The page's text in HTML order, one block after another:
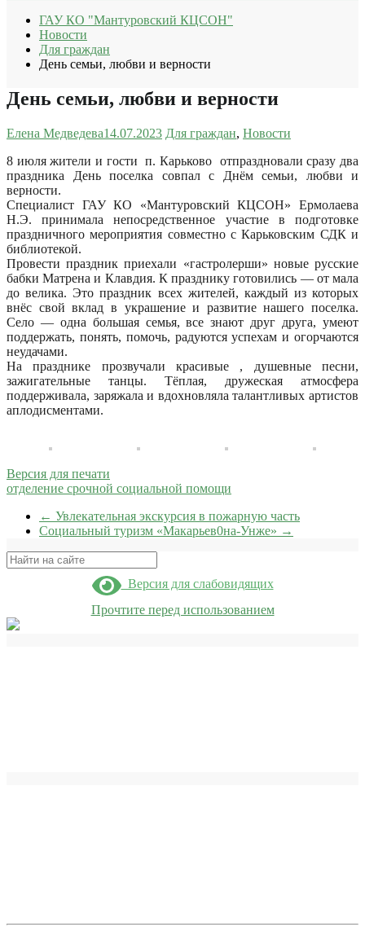
ГАУ КО "Мантуровский КЦСОН"
Новости
Для граждан
День семьи, любви и верности
День семьи, любви и верности
Елена Медведева14.07.2023 Для граждан, Новости
8 июля жители и гости п. Карьково отпраздновали сразу два
праздника День поселка совпал с Днём семьи, любви и
верности.
Специалист ГАУ КО «Мантуровский КЦСОН» Ермолаева
Н.Э. принимала непосредственное участие в подготовке
праздничного мероприятия совместно с Карьковским СДК и
библиотекой.
Провести праздник приехали «гастролерши» новые русские
бабки Матрена и Клавдия. К празднику готовились — от мала
до велика. Это праздник всех жителей, каждый из которых
внёс свой вклад в украшение и развитие нашего поселка.
Село — одна большая семья, все знают друг друга, умеют
поддержать, понять, помочь, радуются успехам и огорчаются
неудачами.
На празднике прозвучали красивые , душевные песни,
зажигательные танцы. Тёплая, дружеская атмосфера
поддерживала, заряжала и вдохновляла талантливых артистов
аплодисментами.
Версия для печати
отделение срочной социальной помощи
← Увлекательная экскурсия в пожарную часть
Социальный туризм «Макарьев0на-Унже» →
Поиск
Версия для слабовидящих
Прочтите перед использованием